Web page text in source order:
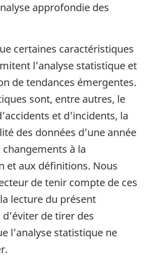
approfondie des
certaines caractéristiques
l’analyse statistique et
de tendances émergentes.
sont, entre autres, le
et d’incidents, la
des données d’une année
changements à la
et aux définitions. Nous
de tenir compte de ces
lecture du présent
de tirer des
l’analyse statistique ne